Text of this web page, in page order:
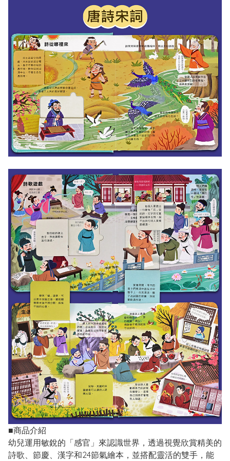
■商品介紹
幼兒運用敏銳的「感官」來認識世界，透過視覺欣賞精美的
詩歌、節慶、漢字和24節氣繪本，並搭配靈活的雙手，能